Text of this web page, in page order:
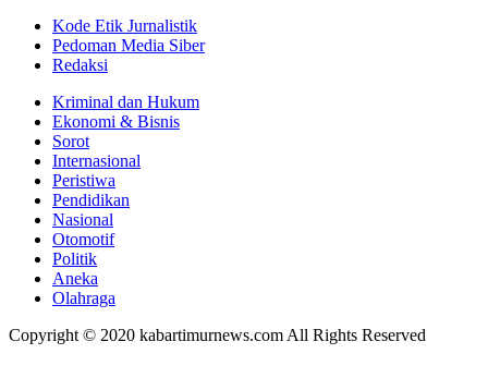
Kode Etik Jurnalistik
Pedoman Media Siber
Redaksi
Kriminal dan Hukum
Ekonomi & Bisnis
Sorot
Internasional
Peristiwa
Pendidikan
Nasional
Otomotif
Politik
Aneka
Olahraga
Copyright © 2020 kabartimurnews.com All Rights Reserved